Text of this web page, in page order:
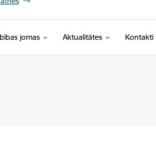
jomas Aktualitātes Kontakti